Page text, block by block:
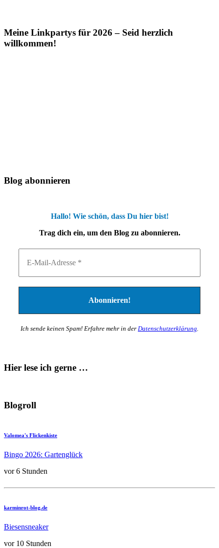
Meine Linkpartys für 2026 – Seid herzlich
willkommen!
Blog abonnieren
Hallo! Wie schön, dass Du hier bist!
Trag dich ein, um den Blog zu abonnieren.
Ich sende keinen Spam! Erfahre mehr in der Datenschutzerklärung.
Hier lese ich gerne …
Blogroll
Valomea's Flickenkiste
Bingo 2026: Gartenglück
vor 6 Stunden
karminrot-blog.de
Biesensneaker
vor 10 Stunden